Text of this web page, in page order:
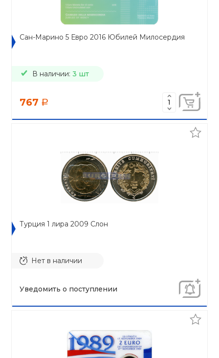
Сан-Марино 5 Евро 2016 Юбилей Милосердия
В наличии: 3 шт
767 a
Турция 1 лира 2009 Cлон
Нет в наличии
Уведомить о поступлении